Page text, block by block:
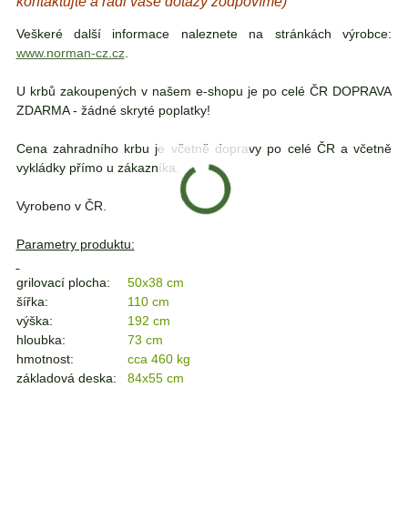
Veškeré další informace naleznete na stránkách výrobce:
www.norman-cz.cz.
U krbů zakoupených v našem e-shopu je po celé ČR DOPRAVA
ZDARMA - žádné skryté poplatky!
Cena zahradního krbu je včetně dopravy po celé ČR a včetně
vykládky přímo u zákazníka.
Vyrobeno v ČR.
Parametry produktu:
grilovací plocha:
50x38 cm
šířka:
110 cm
výška:
192 cm
hloubka:
73 cm
hmotnost:
cca 460 kg
základová deska:
84x55 cm